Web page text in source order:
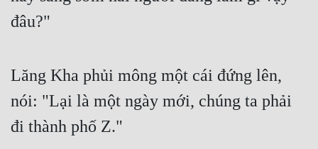
Truyện Nữ
Xây Dựng Thế Lực
Đam Mỹ
Đẹp
đâu?"
Lăng Kha phủi mông một cái đứng lên,
nói: "Lại là một ngày mới, chúng ta phải
đi thành phố Z."